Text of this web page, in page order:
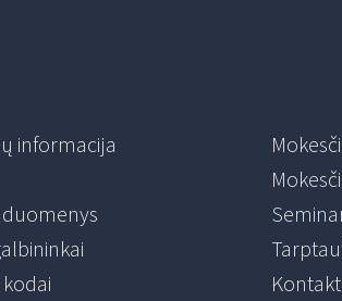
informacija